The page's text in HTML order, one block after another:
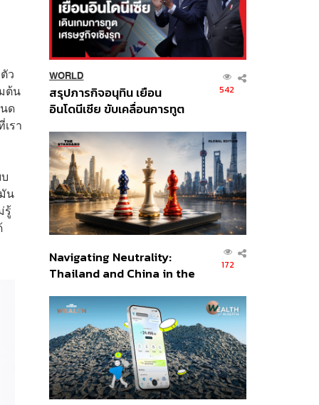
ว
ต้น
ด
รา
น
รู้
WORLD
สรุปภารกิจอนุทิน เยือน
อินโดนีเซีย ขับเคลื่อนการทูต
ส่วนยุทธศาสตร์ไทย –
อินโดนีเซีย
542
Navigating Neutrality:
Thailand and China in the
Order
172